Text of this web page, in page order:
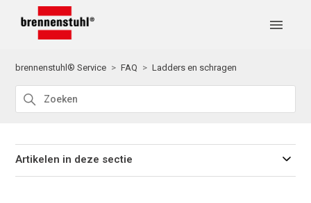
brennenstuhl® Service FAQ Ladders en schragen
Artikelen in deze sectie